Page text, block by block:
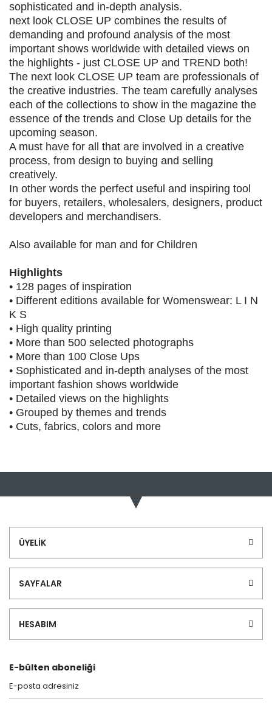
sophisticated and in-depth analysis.
next look CLOSE UP combines the results of
demanding and profound analysis of the most
important shows worldwide with detailed views on
the highlights - just CLOSE UP and TREND both!
The next look CLOSE UP team are professionals of
the creative industries. The team carefully analyses
each of the collections to show in the magazine the
essence of the trends and Close Up details for the
upcoming season.
A must have for all that are involved in a creative
process, from design to buying and selling
creatively.
In other words the perfect useful and inspiring tool
for buyers, retailers, wholesalers, designers, product
developers and merchandisers.
Also available for man and for Children
Highlights
• 128 pages of inspiration
• Different editions available for Womenswear: L I N
K S
• High quality printing
• More than 500 selected photographs
• More than 100 Close Ups
• Sophisticated and in-depth analyses of the most
important fashion shows worldwide
• Detailed views on the highlights
• Grouped by themes and trends
• Cuts, fabrics, colors and more
konularda yetersiz gördüğünüz noktaları öneri formunu
Görüş ve önerileriniz için teşekkür ederiz.
Ürün bilgilerinde hatalar bulunuyor.
Bu ürüne benzer farklı alternatifler olmalı.
ÜYELİK
SAYFALAR
HESABIM
E-bülten aboneliği